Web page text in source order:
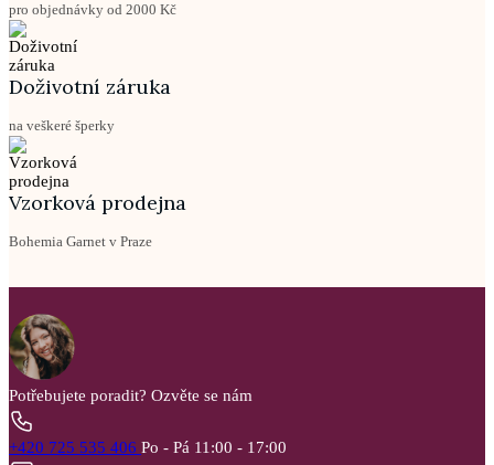
pro objednávky od 2000 Kč
Doživotní záruka
na veškeré šperky
Vzorková prodejna
Bohemia Garnet v Praze
Potřebujete poradit? Ozvěte se nám
+420 725 535 406 Po - Pá 11:00 - 17:00